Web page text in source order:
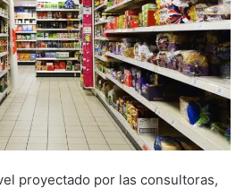
proyectado por las consultoras,